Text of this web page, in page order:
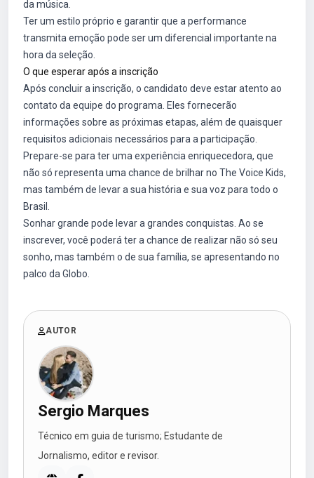
da música.
Ter um estilo próprio e garantir que a performance
transmita emoção pode ser um diferencial importante na
hora da seleção.
O que esperar após a inscrição
Após concluir a inscrição, o candidato deve estar atento ao
contato da equipe do programa. Eles fornecerão
informações sobre as próximas etapas, além de quaisquer
requisitos adicionais necessários para a participação.
Prepare-se para ter uma experiência enriquecedora, que
não só representa uma chance de brilhar no The Voice Kids,
mas também de levar a sua história e sua voz para todo o
Brasil.
Sonhar grande pode levar a grandes conquistas. Ao se
inscrever, você poderá ter a chance de realizar não só seu
sonho, mas também o de sua família, se apresentando no
palco da Globo.
AUTOR
Sergio Marques
Técnico em guia de turismo; Estudante de
Jornalismo, editor e revisor.